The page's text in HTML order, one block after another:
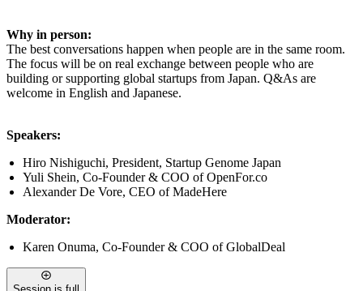
Why in person:
The best conversations happen when people are in the same room.
The focus will be on real exchange between people who are
building or supporting global startups from Japan. Q&As are
welcome in English and Japanese.
Speakers:
Hiro Nishiguchi, President, Startup Genome Japan
Yuli Shein, Co-Founder & COO of OpenFor.co
Alexander De Vore, CEO of MadeHere
Moderator:
Karen Onuma, Co-Founder & COO of GlobalDeal